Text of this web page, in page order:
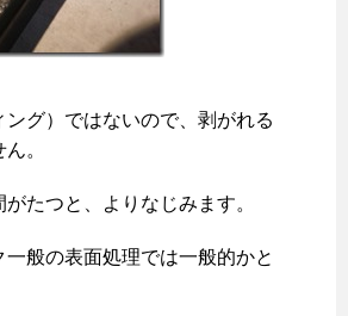
ング）ではないので、剥がれる
。
たつと、よりなじみます。
一般の表面処理では一般的かと